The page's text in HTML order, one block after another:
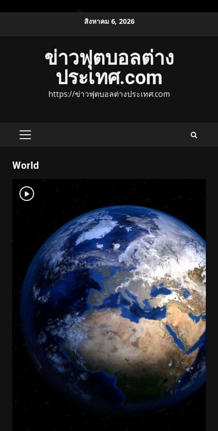
สิงหาคม 6, 2026
ข่าวฟุตบอลต่าง
ประเทศ.com
https://ข่าวฟุตบอลต่างประเทศ.com
PRIMARY
World